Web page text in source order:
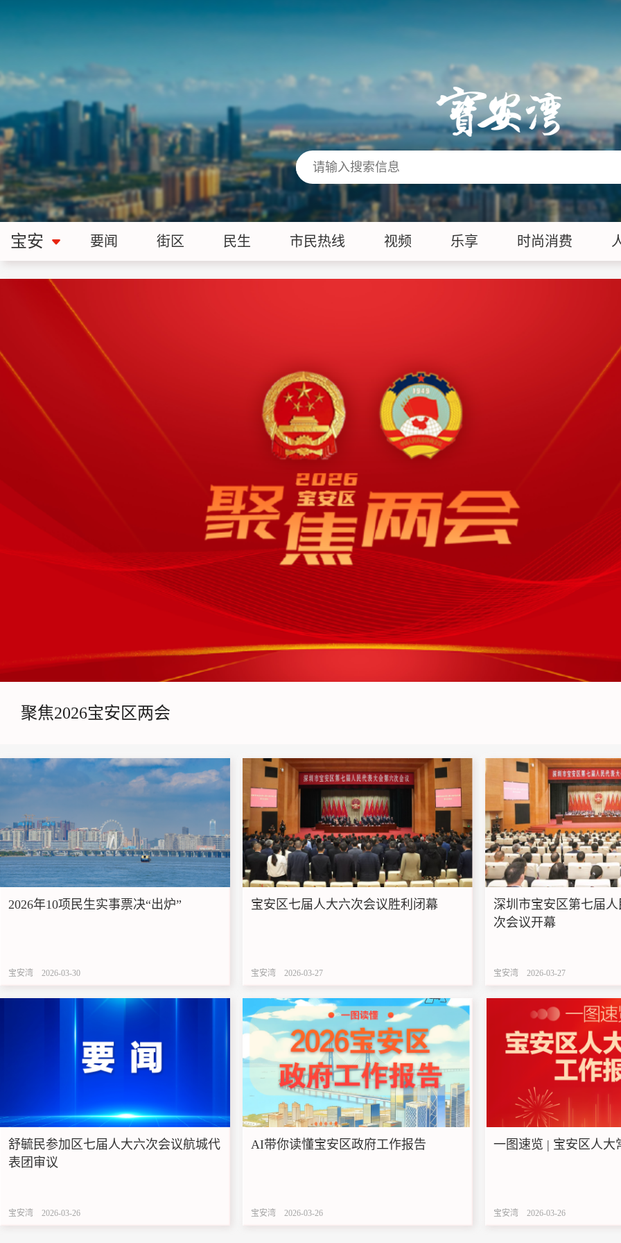
宝安 要闻 街区 民生 市民热线 视频 乐享 时尚消费
聚焦2026宝安区两会
2026年10项民生实事票决“出炉”
宝安湾 2026-03-30
宝安区七届人大六次会议胜利闭幕
宝安湾 2026-03-27
深圳市宝安区第七届
次会议开幕
宝安湾 2026-03-27
舒毓民参加区七届人大六次会议航城代
表团审议
宝安湾 2026-03-26
AI带你读懂宝安区政府工作报告
宝安湾 2026-03-26
一图速览 | 宝安区人大
宝安湾 2026-03-26